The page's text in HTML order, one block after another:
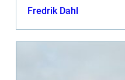
man...
Fredrik Dahl